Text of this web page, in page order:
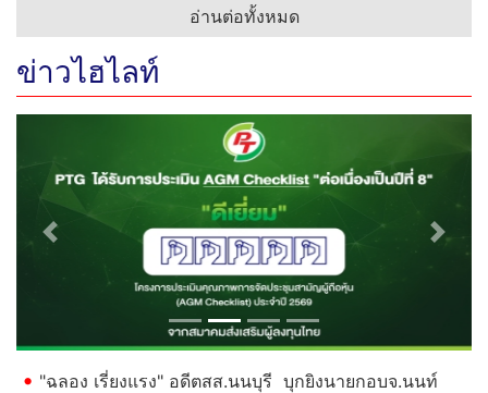
อ่านต่อทั้งหมด
ข่าวไฮไลท์
Previous Next
"ฉลอง เรี่ยงแรง" อดีตสส.นนบุรี บุกยิงนายกอบจ.นนท์